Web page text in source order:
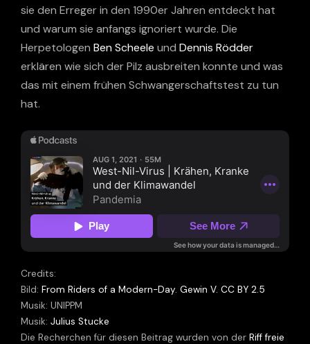
sie den Erreger in den 1990er Jahren entdeckt hat
und warum sie anfangs ignoriert wurde. Die
Herpetologen Ben Scheele und Dennis Rödder
erklären wie sich der Pilz ausbreiten konnte und was
das mit einem frühen Schwangerschaftstest zu tun
hat.
Credits:
Bild: From Riders of a Modern-Day. Gewin V. CC BY 2.5
Musik: UNIPPM
Musik: Julius Stucke
Die Recherchen für diesen Beitrag wurden von der Riff freie